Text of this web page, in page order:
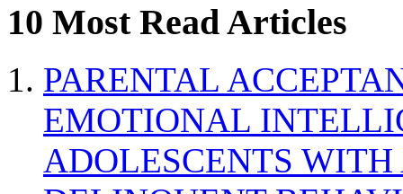
10 Most Read Articles
PARENTAL
EMOTIONAL
ADOLESCENTS